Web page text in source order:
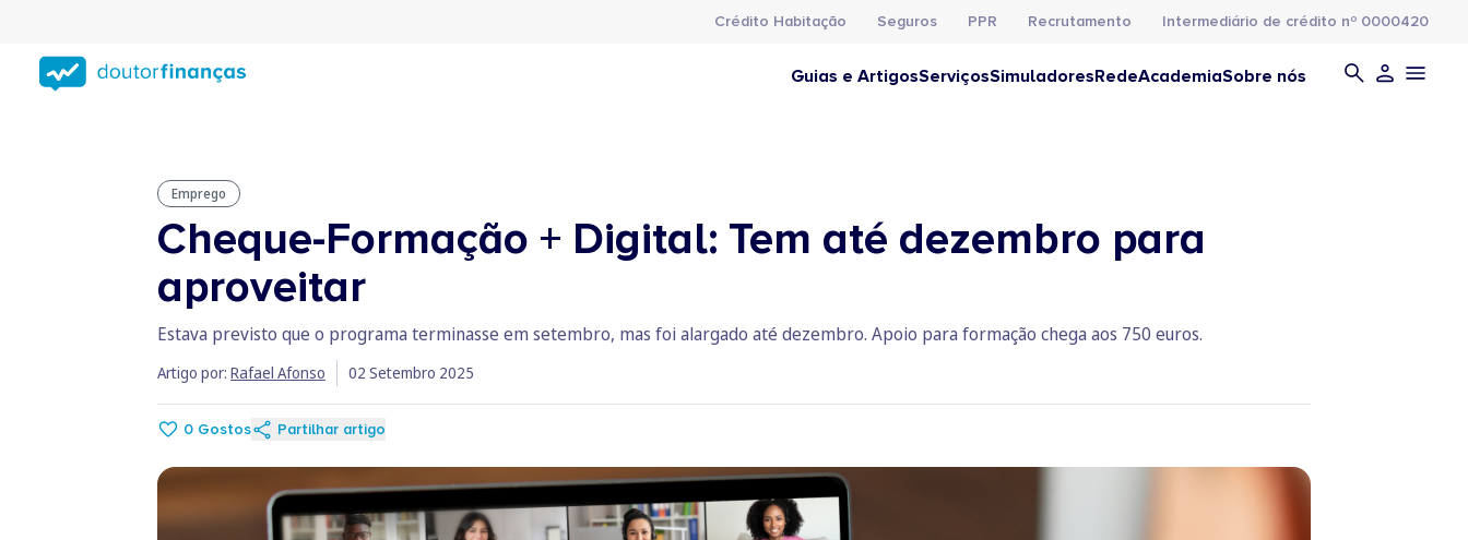
conteúdo
principal
Crédito Habitação Seguros PPR Recrutamento Intermediário de crédito nº 0000420
Guias e ArtigosServiçosSimuladoresRedeAcademiaSobre nós
Emprego
Cheque-Formação + Digital: Tem até dezembro para
aproveitar
Estava previsto que o programa terminasse em setembro, mas foi alargado até dezembro. Apoio para formação chega aos 750 euros.
Artigo por: Rafael Afonso 02 Setembro 2025
0 Gostos Partilhar artigo